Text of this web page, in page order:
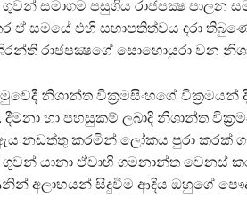
සමාගම පසුගිය රාජපක්‍ෂ පාලන
ඒ සමයේ එහි සභාපතිත්වය දරා
රාජපක්‍ෂගේ සොහොයුරා වන
නිශාන්ත වික‍්‍රමසිංහගේ
දීමනා හා පහසුකම් ලබාදි නිශාන්ත
නඩත්තු කරමින් ලෝකය පුරා කරක්
යානා ඒවාහි ගමනාන්ත වෙනස්
අලාභයන් සිදුවීම ආදිය ඔහුගේ